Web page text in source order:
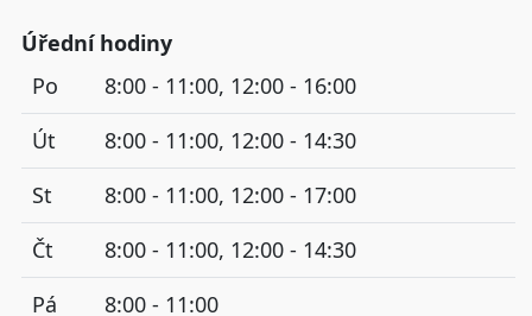
Úřední hodiny
Po
8:00 - 11:00, 12:00 - 16:00
Út
8:00 - 11:00, 12:00 - 14:30
St
8:00 - 11:00, 12:00 - 17:00
Čt
8:00 - 11:00, 12:00 - 14:30
Pá
8:00 - 11:00